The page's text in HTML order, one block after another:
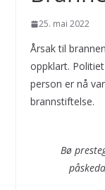
25. mai 2022
Årsak til
oppklart.
person er nå
brannstiftelse.
Bø